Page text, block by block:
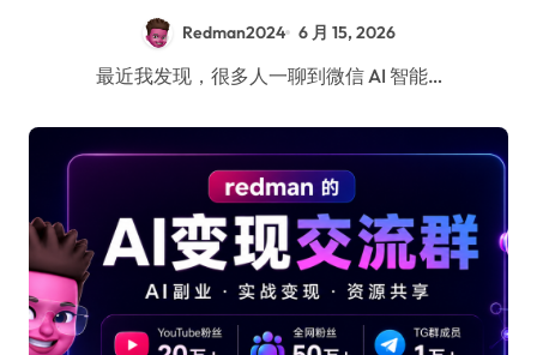
Redman2024 6 月 15, 2026
最近我发现，很多人一聊到微信 AI 智能…